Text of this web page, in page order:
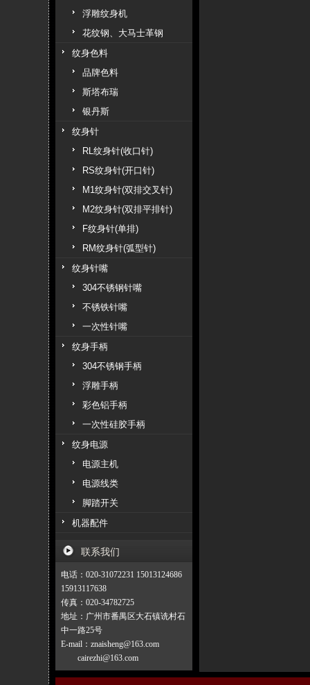
浮雕纹身机
花纹钢、大马士革钢
纹身色料
品牌色料
斯塔布瑞
银丹斯
纹身针
RL纹身针(收口针)
RS纹身针(开口针)
M1纹身针(双排交叉针)
M2纹身针(双排平排针)
F纹身针(单排)
RM纹身针(弧型针)
纹身针嘴
304不锈钢针嘴
不锈铁针嘴
一次性针嘴
纹身手柄
304不锈钢手柄
浮雕手柄
彩色铝手柄
一次性硅胶手柄
纹身电源
电源主机
电源线类
脚踏开关
机器配件
联系我们
电话：020-31072231 15013124686
15913117638
传真：020-34782725
地址：广州市番禺区大石镇诜村石
中一路25号
E-mail：znaisheng@163.com
cairezhi@163.com